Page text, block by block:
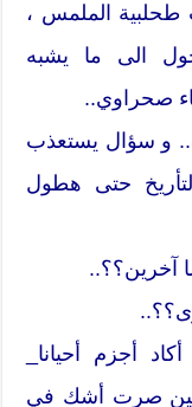
الملمس ،
الى ما يشبه
صحراوي..
و سؤال يستعذب
حتى هطول
آخرين؟؟..
أجزم أحيانا_
صرت أشك في